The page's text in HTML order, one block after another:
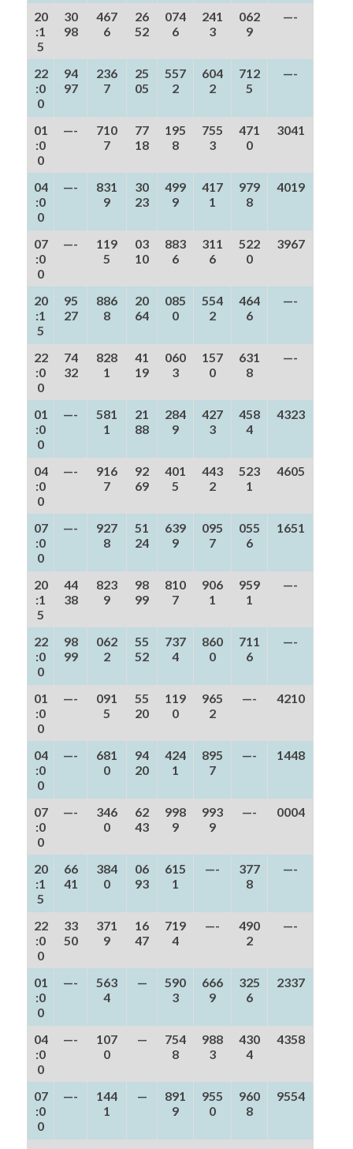
20
:1
5
30
98
467
6
26
52
074
6
241
3
062
9
—-
22
:0
0
94
97
236
7
25
05
557
2
604
2
712
5
—-
01
:0
0
—-
710
7
77
18
195
8
755
3
471
0
3041
04
:0
0
—-
831
9
30
23
499
9
417
1
979
8
4019
07
:0
0
—-
119
5
03
10
883
6
311
6
522
0
3967
20
:1
5
95
27
886
8
20
64
085
0
554
2
464
6
—-
22
:0
0
74
32
828
1
41
19
060
3
157
0
631
8
—-
01
:0
0
—-
581
1
21
88
284
9
427
3
458
4
4323
04
:0
0
—-
916
7
92
69
401
5
443
2
523
1
4605
07
:0
0
—-
927
8
51
24
639
9
095
7
055
6
1651
20
:1
5
44
38
823
9
98
99
810
7
906
1
959
1
—-
22
:0
0
98
99
062
2
55
52
737
4
860
0
711
6
—-
01
:0
0
—-
091
5
55
20
119
0
965
2
—- 4210
04
:0
0
—-
681
0
94
20
424
1
895
7
—- 1448
07
:0
0
—-
346
0
62
43
998
9
993
9
—- 0004
20
:1
5
66
41
384
0
06
93
615
1
—-
377
8
—-
22
:0
0
33
50
371
9
16
47
719
4
—-
490
2
—-
01
:0
0
—-
563
4
—
590
3
666
9
325
6
2337
04
:0
0
—-
107
0
—
754
8
988
3
430
4
4358
07
:0
0
—-
144
1
—
891
9
955
0
960
8
9554